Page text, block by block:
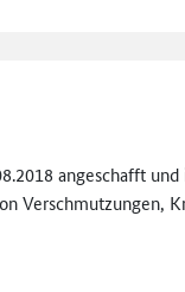
angeschafft
Verschmutzungen,